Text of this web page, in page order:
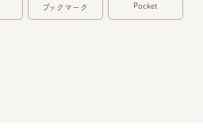
ブックマーク Pocket